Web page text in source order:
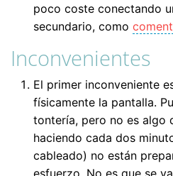
poco coste conectando
secundario, como
Inconvenientes
El primer inconveniente
físicamente la pantalla.
tontería, pero no es algo
haciendo cada dos
cableado) no están
esfuerzo. No es que se